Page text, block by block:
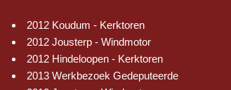
2012 Koudum - Kerktoren
2012 Jousterp - Windmotor
2012 Hindeloopen - Kerktoren
2013 Werkbezoek Gedeputeerde